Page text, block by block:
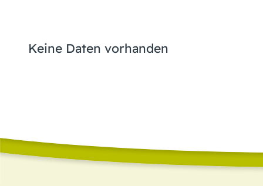
Keine Daten vorhanden